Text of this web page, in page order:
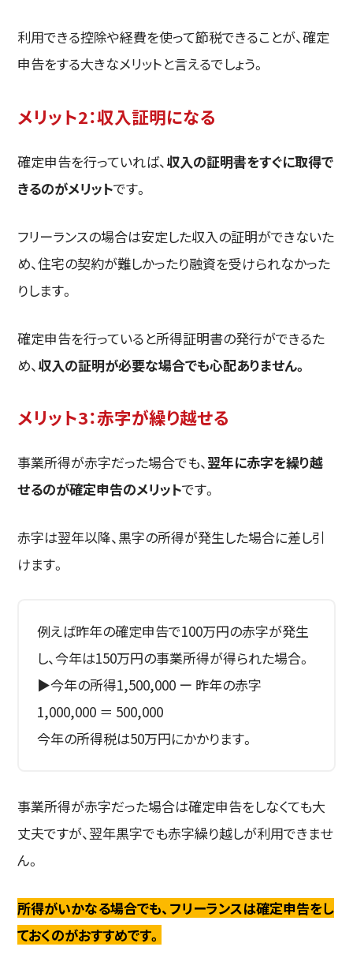
利用できる控除や経費を使って節税できることが、確定
申告をする大きなメリットと言えるでしょう。
メリット2：収入証明になる
確定申告を行っていれば、 収入の証明書をすぐに取得で
きるのがメリットです。
フリーランスの場合は安定した収入の証明ができないた
め、住宅の契約が難しかったり融資を受けられなかった
りします。
確定申告を行っていると所得証明書の発行ができるた
め、 収入の証明が必要な場合でも心配ありません。
メリット3：赤字が繰り越せる
事業所得が赤字だった場合でも、翌年に赤字を繰り越
せるのが確定申告のメリットです。
赤字は翌年以降、黒字の所得が発生した場合に差し引
けます。
例えば昨年の確定申告で100万円の赤字が発生
し、今年は150万円の事業所得が得られた場合。
▶今年の所得1,500,000 ー 昨年の赤字
1,000,000 ＝ 500,000
今年の所得税は50万円にかかります。
事業所得が赤字だった場合は確定申告をしなくても大
丈夫ですが、翌年黒字でも赤字繰り越しが利用できませ
ん。
所得がいかなる場合でも、フリーランスは確定申告をし
ておくのがおすすめです。